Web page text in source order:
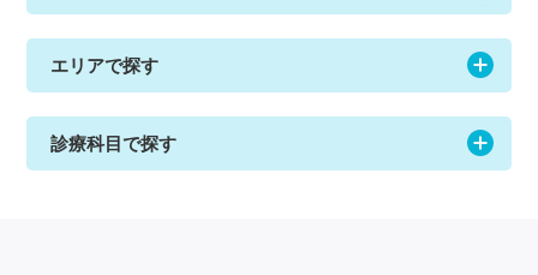
エリアで探す
診療科目で探す